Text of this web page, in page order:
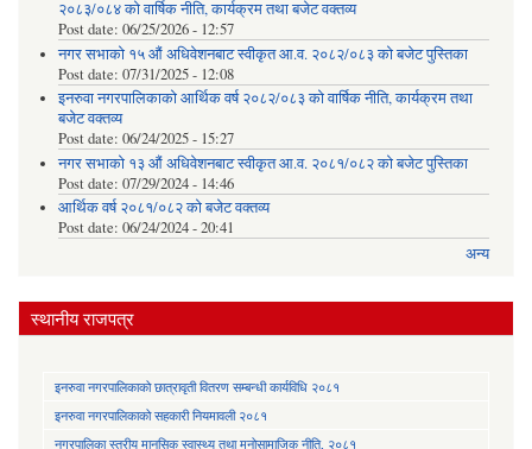
२०८३/०८४ को वार्षिक नीति, कार्यक्रम तथा बजेट वक्तव्य
Post date: 06/25/2026 - 12:57
नगर सभाको १५ औं अधिवेशनबाट स्वीकृत आ.व. २०८२/०८३ को बजेट पुस्तिका
Post date: 07/31/2025 - 12:08
इनरुवा नगरपालिकाको आर्थिक वर्ष २०८२/०८३ को वार्षिक नीति, कार्यक्रम तथा
बजेट वक्तव्य
Post date: 06/24/2025 - 15:27
नगर सभाको १३ औं अधिवेशनबाट स्वीकृत आ.व. २०८१/०८२ को बजेट पुस्तिका
Post date: 07/29/2024 - 14:46
आर्थिक वर्ष २०८१/०८२ को बजेट वक्तव्य
Post date: 06/24/2024 - 20:41
अन्य
स्थानीय राजपत्र
इनरुवा नगरपालिकाको छात्रावृती वितरण सम्बन्धी कार्यविधि २०८१
इनरुवा नगरपालिकाको सहकारी नियमावली २०८१
नगरपालिका स्तरीय मानसिक स्वास्थ्य तथा मनोसामाजिक नीति, २०८१